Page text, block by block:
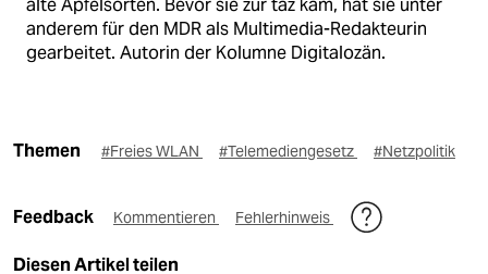
alte Apfelsorten. Bevor sie zur taz kam, hat sie unter
anderem für den MDR als Multimedia-Redakteurin
gearbeitet. Autorin der Kolumne Digitalozän.
Themen #Freies WLAN #Telemediengesetz #Netzpolitik
Feedback Kommentieren Fehlerhinweis
Diesen Artikel teilen